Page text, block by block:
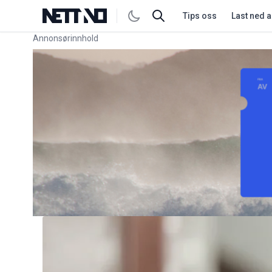
Tips oss Last ned
Annonsørinnhold
Link for annonse